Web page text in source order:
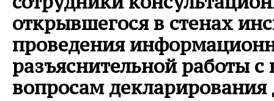
открывшегося в стенах
проведения
разъяснительной работы
вопросам декларирования